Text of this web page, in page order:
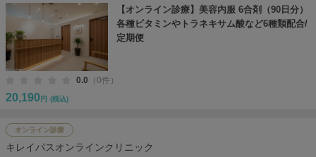
【オンライン診療】美容内服 6合剤（90日分）
各種ビタミンやトラネキサム酸など6種類配合/
定期便
0.0 （0件）
20,190 円 (税込)
オンライン診療
キレイパスオンラインクリニック